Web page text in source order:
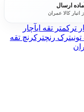
آماده ارسال
از انبار کالا عمران
ترکمتر تقه ایآچار
ترک رنچترکرنچ تقه